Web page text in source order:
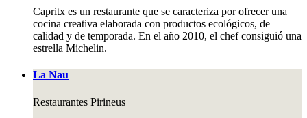
Capritx es un restaurante que se caracteriza por ofrecer una
cocina creativa elaborada con productos ecológicos, de
calidad y de temporada. En el año 2010, el chef consiguió una
estrella Michelin.
La Nau
Restaurantes Pirineus